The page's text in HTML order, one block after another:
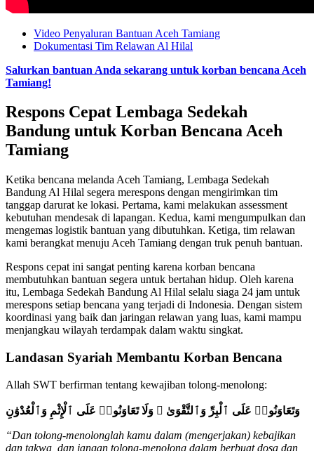
Video Penyaluran Bantuan Aceh Tamiang
Dokumentasi Tim Relawan Al Hilal
Salurkan bantuan Anda sekarang untuk korban bencana Aceh
Tamiang!
Respons Cepat Lembaga Sedekah
Bandung untuk Korban Bencana Aceh
Tamiang
Ketika bencana melanda Aceh Tamiang, Lembaga Sedekah
Bandung Al Hilal segera merespons dengan mengirimkan tim
tanggap darurat ke lokasi. Pertama, kami melakukan assessment
kebutuhan mendesak di lapangan. Kedua, kami mengumpulkan dan
mengemas logistik bantuan yang dibutuhkan. Ketiga, tim relawan
kami berangkat menuju Aceh Tamiang dengan truk penuh bantuan.
Respons cepat ini sangat penting karena korban bencana
membutuhkan bantuan segera untuk bertahan hidup. Oleh karena
itu, Lembaga Sedekah Bandung Al Hilal selalu siaga 24 jam untuk
merespons setiap bencana yang terjadi di Indonesia. Dengan sistem
koordinasi yang baik dan jaringan relawan yang luas, kami mampu
menjangkau wilayah terdampak dalam waktu singkat.
Landasan Syariah Membantu Korban Bencana
Allah SWT berfirman tentang kewajiban tolong-menolong:
وَتَعَاوَنُوا۟ عَلَى ٱلْبِرِّ وَٱلتَّقْوَىٰ ۖ وَلَا تَعَاوَنُوا۟ عَلَى ٱلْإِثْمِ وَٱلْعُدْوَٰنِ
“Dan tolong-menolonglah kamu dalam (mengerjakan) kebajikan
dan takwa, dan jangan tolong-menolong dalam berbuat dosa dan